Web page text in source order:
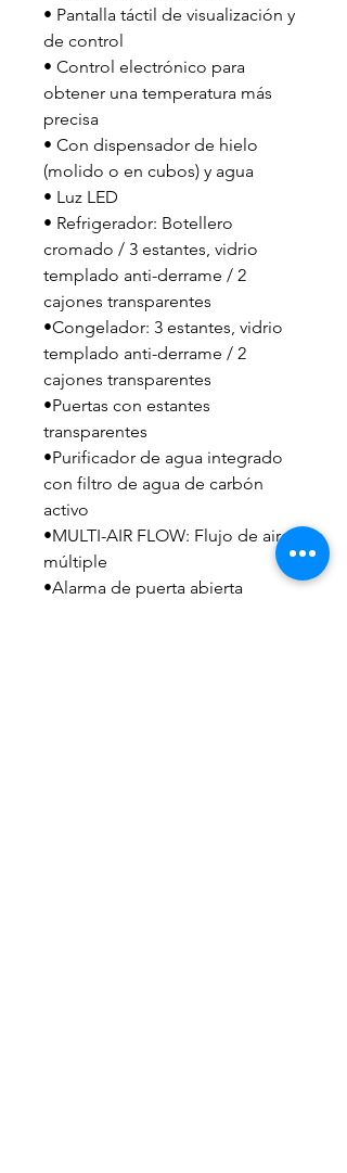
• Pantalla táctil de visualización y
de control
• Control electrónico para
obtener una temperatura más
precisa
• Con dispensador de hielo
(molido o en cubos) y agua
• Luz LED
• Refrigerador: Botellero
cromado / 3 estantes, vidrio
templado anti-derrame / 2
cajones transparentes
•Congelador: 3 estantes, vidrio
templado anti-derrame / 2
cajones transparentes
•Puertas con estantes
transparentes
•Purificador de agua integrado
con filtro de agua de carbón
activo
•MULTI-AIR FLOW: Flujo de aire
múltiple
•Alarma de puerta abierta